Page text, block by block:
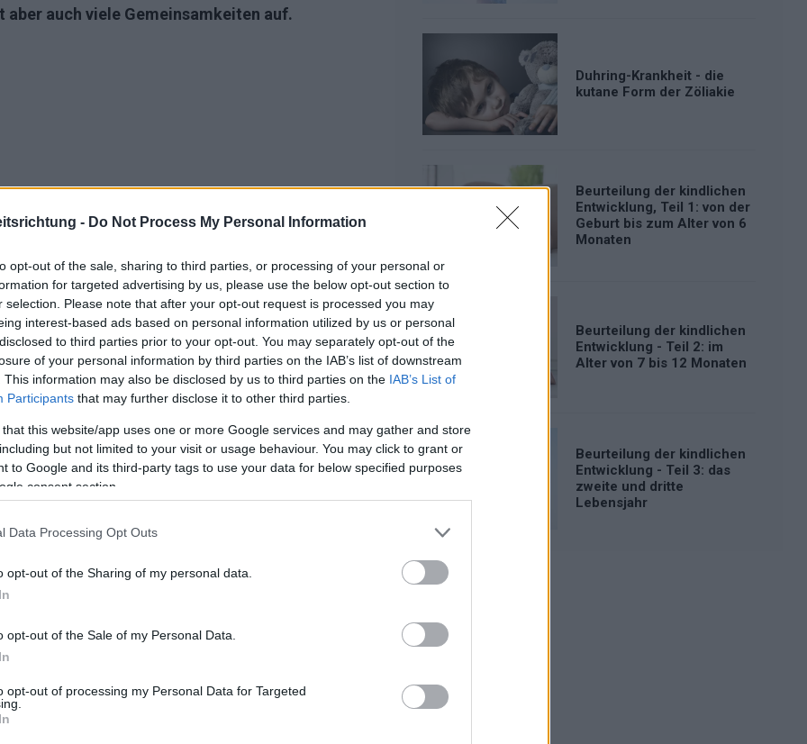
- Do Not Process My Personal Information
opt-out of the sale, sharing to third parties, or processing of your personal or
for targeted advertising by us, please use the below opt-out section to
selection. Please note that after your opt-out request is processed you may
interest-based ads based on personal information utilized by us or personal
to third parties prior to your opt-out. You may separately opt-out of the
of your personal information by third parties on the IAB’s list of downstream
This information may also be disclosed by us to third parties on the IAB’s List of
Participants that may further disclose it to other third parties.
that this website/app uses one or more Google services and may gather and store
but not limited to your visit or usage behaviour. You may click to grant or
to Google and its third-party tags to use your data for below specified purposes
consent section.
Data Processing Opt Outs
opt-out of the Sharing of my personal data.
opt-out of the Sale of my Personal Data.
opt-out of processing my Personal Data for Targeted
auch viele Gemeinsamkeiten auf.
zart und empfindlich. Aufgrund ihrer Funktion
die Haut des Menschen sein größtes Organ
bis zum Schutz vor ultravioletter
Die Haut eines Neugeborenen ist,
nicht vollständig ausgereift und nicht alle
Weise. Es dauert seine Zeit, bis die
eines Erwachsenen
richtigzureifen
Merkmale auf, die den mechanischen Schutz
pH-Veränderung). Bis dahin ist eine
Duhring-Krankheit - die
kutane Form der Zöliakie
Beurteilung der kindlichen
Entwicklung, Teil 1: von der
Geburt bis zum Alter von 6
Monaten
Beurteilung der kindlichen
Entwicklung - Teil 2: im
Alter von 7 bis 12 Monaten
Beurteilung der kindlichen
Entwicklung - Teil 3: das
zweite und dritte
Lebensjahr